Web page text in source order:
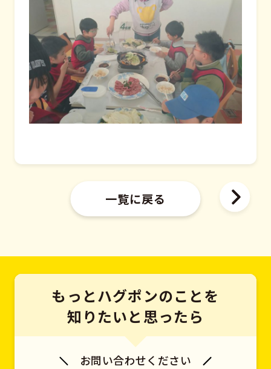
一覧に戻る
もっとハグポンのことを
知りたいと思ったら
お問い合わせください